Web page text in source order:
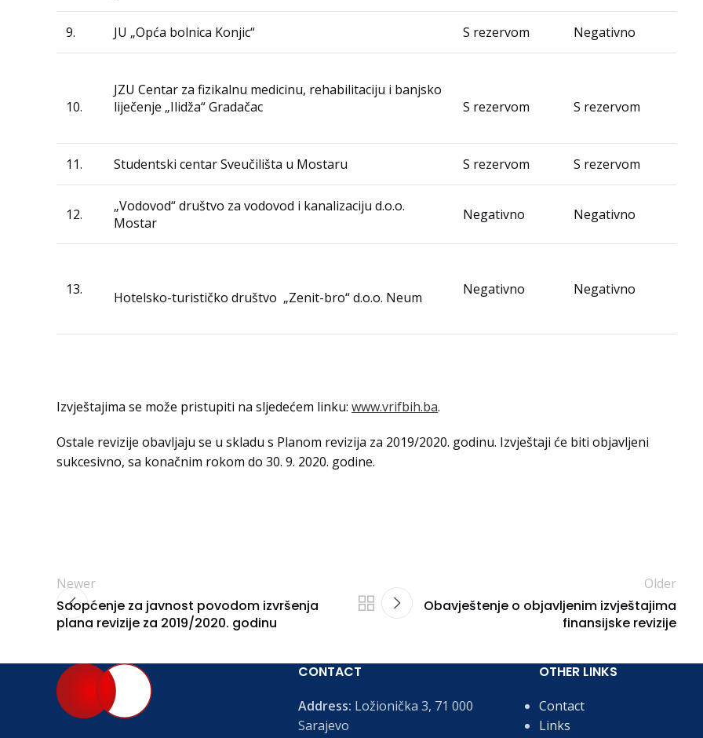
9. JU „Opća bolnica Konjic“ S rezervom Negativno
10.
JZU Centar za fizikalnu medicinu, rehabilitaciju i banjsko
liječenje „Ilidža“ Gradačac
S rezervom S rezervom
11. Studentski centar Sveučilišta u Mostaru S rezervom S rezervom
12.
„Vodovod“ društvo za vodovod i kanalizaciju d.o.o.
Mostar
Negativno Negativno
13. Hotelsko-turističko društvo „Zenit-bro“ d.o.o. Neum Negativno Negativno
Izvještajima se može pristupiti na sljedećem linku: www.vrifbih.ba.
Ostale revizije obavljaju se u skladu s Planom revizija za 2019/2020. godinu. Izvještaji će biti objavljeni
sukcesivno, sa konačnim rokom do 30. 9. 2020. godine.
Newer
Saopćenje za javnost povodom izvršenja
plana revizije za 2019/2020. godinu
Older
Obavještenje o objavljenim izvještajima
finansijske revizije
CONTACT
Address: Ložionička 3, 71 000
Sarajevo
OTHER LINKS
Contact
Links